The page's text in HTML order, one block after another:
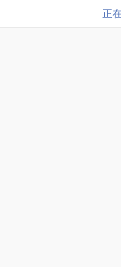
正